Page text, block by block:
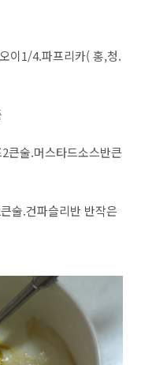
이1/4.파프리카( 홍,청.
큰술.머스타드소스반큰
.건파슬리반 반작은